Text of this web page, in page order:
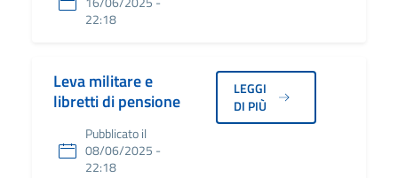
22:18
Leva militare e
libretti di pensione
Pubblicato il
08/06/2025 -
22:18
LEGGI
DI PIÙ